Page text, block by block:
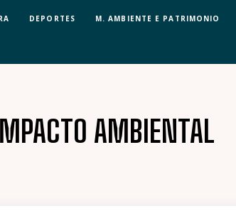
DEPORTES M. AMBIENTE E PATRIMONIO
IMPACTO AMBIENTAL